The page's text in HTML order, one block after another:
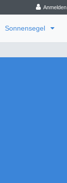
Anmelden
Sonnensegel